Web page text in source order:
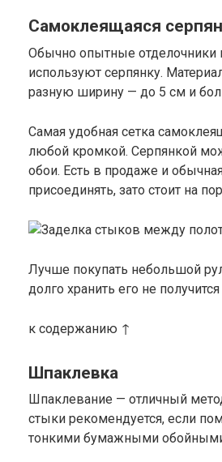
Самоклеящаяся
Обычно опытные отделочники
используют серпянку.
разную ширину — до 5 см и
Самая удобная сетка
любой кромкой. Серпянкой
обои. Есть в продаже и
присоединять, зато стоит на
Лучше покупать небольшой
долго хранить его не
к содержанию ↑
Шпаклевка
Шпаклевание — отличный
стыки рекомендуется, если
тонкими бумажными